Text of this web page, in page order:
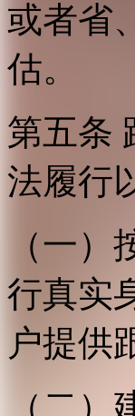
或者省
估。
第五条
法履行
（一
行真实
户提供
（二